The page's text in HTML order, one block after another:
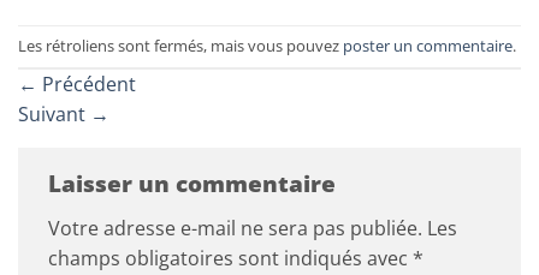
Les rétroliens sont fermés, mais vous pouvez poster un commentaire.
← Précédent
Suivant →
Laisser un commentaire
Votre adresse e-mail ne sera pas publiée. Les
champs obligatoires sont indiqués avec *